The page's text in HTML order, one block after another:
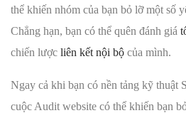
thể khiến nhóm của bạn bỏ lỡ một số
Chẳng hạn, bạn có thể quên đánh giá
chiến lược liên kết nội bộ của mình.
Ngay cả khi bạn có nền tảng kỹ thuật
cuộc Audit website có thể khiến bạn